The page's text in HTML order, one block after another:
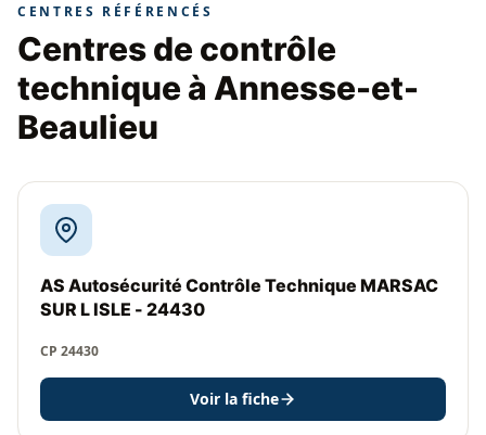
CENTRES RÉFÉRENCÉS
Centres de contrôle
technique à Annesse-et-
Beaulieu
AS Autosécurité Contrôle Technique MARSAC
SUR L ISLE - 24430
CP 24430
Voir la fiche